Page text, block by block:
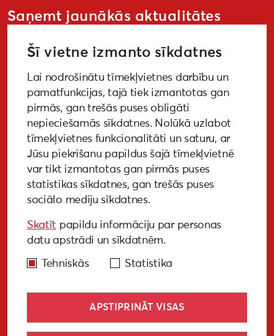
Saņemt jaunākās aktualitātes
PIETEIKTIES
GALERIJA MEDIJIEM LKA PĒTĪJUMS
BUJ NOTIKUŠIE PASĀKUMI
PIEKĻŪSTAMĪBAS VADLĪNIJAS
© Liepāja 2027
Šī vietne izmanto sīkdatnes
Lai nodrošinātu tīmekļvietnes darbību un
pamatfunkcijas, tajā tiek izmantotas gan
pirmās, gan trešās puses obligāti
nepieciešamās sīkdatnes. Nolūkā uzlabot
tīmekļvietnes funkcionalitāti un saturu, ar
Jūsu piekrišanu papildus šajā tīmekļvietnē
var tikt izmantotas gan pirmās puses
statistikas sīkdatnes, gan trešās puses
sociālo mediju sīkdatnes.
Skatīt papildu informāciju par personas
datu apstrādi un sīkdatnēm.
Tehniskās Statistika
APSTIPRINĀT VISAS